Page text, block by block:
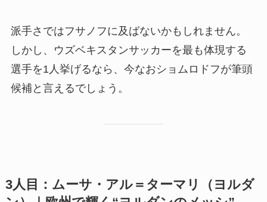
派手さではフサノフに及ばないかもしれません。
しかし、ウズベキスタンサッカーを最も体現する
選手を1人挙げるなら、今なおショムロドフが筆頭
候補と言えるでしょう。
3人目：ムーサ・アル＝ターマリ（ヨルダ